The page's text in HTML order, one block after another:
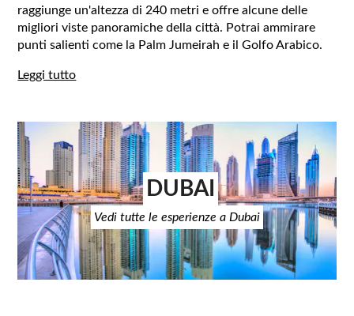
raggiunge un'altezza di 240 metri e offre alcune delle
migliori viste panoramiche della città. Potrai ammirare
punti salienti come la Palm Jumeirah e il Golfo Arabico.
Leggi tutto
DUBAI
Vedi tutte le esperienze a Dubai